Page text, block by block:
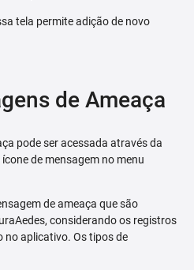
tela permite adição de novo
de Ameaça
pode ser acessada através da
de mensagem no menu
de ameaça que são
considerando os registros
no aplicativo. Os tipos de